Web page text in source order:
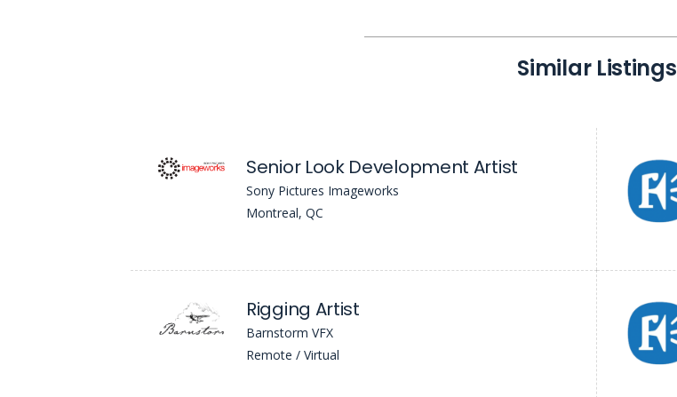
Similar Listings
Senior Look Development Artist
Sony Pictures Imageworks
Montreal, QC
Rigging Artist
Barnstorm VFX
Remote / Virtual